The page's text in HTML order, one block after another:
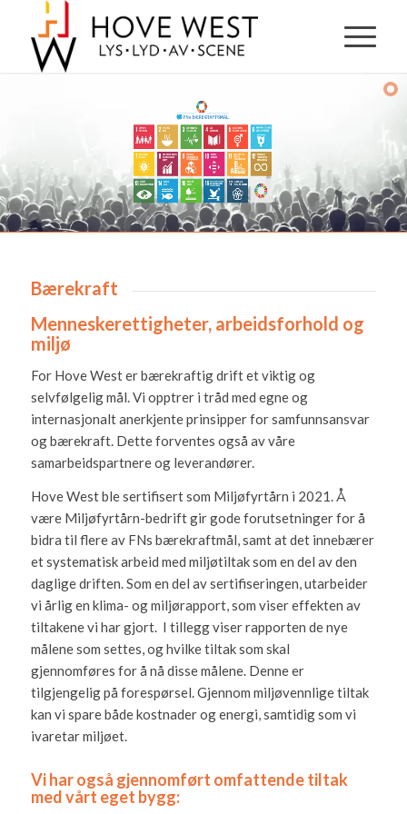
Bærekraft
Menneskerettigheter, arbeidsforhold og
miljø
For Hove West er bærekraftig drift et viktig og
selvfølgelig mål. Vi opptrer i tråd med egne og
internasjonalt anerkjente prinsipper for samfunnsansvar
og bærekraft. Dette forventes også av våre
samarbeidspartnere og leverandører.
Hove West ble sertifisert som Miljøfyrtårn i 2021. Å
være Miljøfyrtårn-bedrift gir gode forutsetninger for å
bidra til flere av FNs bærekraftmål, samt at det innebærer
et systematisk arbeid med miljøtiltak som en del av den
daglige driften. Som en del av sertifiseringen, utarbeider
vi årlig en klima- og miljørapport, som viser effekten av
tiltakene vi har gjort. I tillegg viser rapporten de nye
målene som settes, og hvilke tiltak som skal
gjennomføres for å nå disse målene. Denne er
tilgjengelig på forespørsel. Gjennom miljøvennlige tiltak
kan vi spare både kostnader og energi, samtidig som vi
ivaretar miljøet.
Vi har også gjennomført omfattende tiltak
med vårt eget bygg: